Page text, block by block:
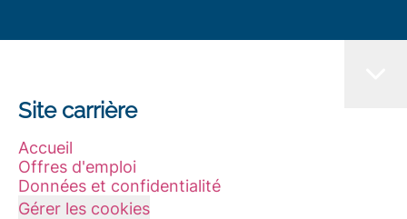
Site carrière
Accueil
Offres d'emploi
Données et confidentialité
Gérer les cookies